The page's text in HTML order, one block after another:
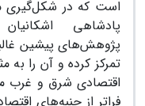
است که در شکل‌گیری
پادشاهی
پژوهش‌های پیشین
تمرکز کرده و آن را به
اقتصادی شرق و غرب
فراتر از جنبه‌های